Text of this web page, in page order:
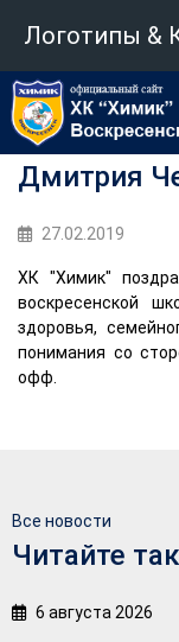
Логотипы &
Дмитрия
27.02.2019
ХК "Химик"
воскресенской
здоровья,
понимания со
офф.
Все новости
Читайте
6 августа 2026